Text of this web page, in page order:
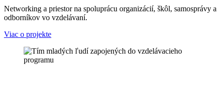
Networking a priestor na spoluprácu organizácií, škôl, samosprávy a
odborníkov vo vzdelávaní.
Viac o projekte